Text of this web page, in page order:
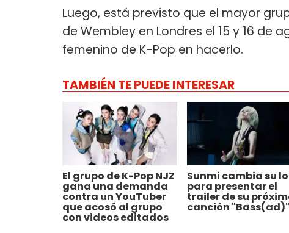
Luego, está previsto que el mayor
de Wembley en Londres el 15 y 16 de
femenino de K-Pop en hacerlo.
TAMBIÉN TE PUEDE INTERESAR
El grupo de K-Pop NJZ
gana una demanda
contra un YouTuber
que acosó al grupo
con videos editados
Sunmi cambia su
para presentar el
trailer de su
canción "Bass(ad)"